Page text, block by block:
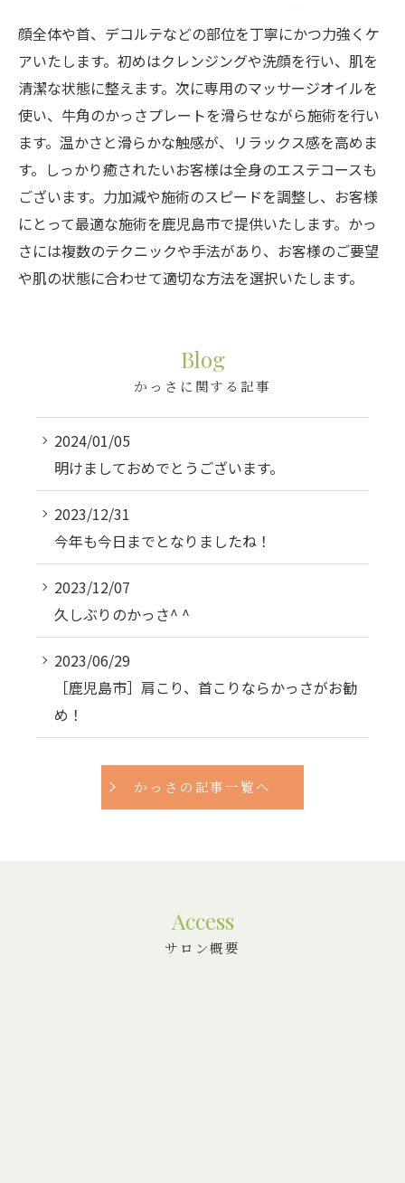
顔全体や首、デコルテなどの部位を丁寧にかつ力強くケ
アいたします。初めはクレンジングや洗顔を行い、肌を
清潔な状態に整えます。次に専用のマッサージオイルを
使い、牛角のかっさプレートを滑らせながら施術を行い
ます。温かさと滑らかな触感が、リラックス感を高めま
す。しっかり癒されたいお客様は全身のエステコースも
ございます。力加減や施術のスピードを調整し、お客様
にとって最適な施術を鹿児島市で提供いたします。かっ
さには複数のテクニックや手法があり、お客様のご要望
や肌の状態に合わせて適切な方法を選択いたします。
Blog
かっさに関する記事
2024/01/05
明けましておめでとうございます。
2023/12/31
今年も今日までとなりましたね！
2023/12/07
久しぶりのかっさ^ ^
2023/06/29
［鹿児島市］肩こり、首こりならかっさがお勧
め！
かっさの記事一覧へ
サロン概要
Access